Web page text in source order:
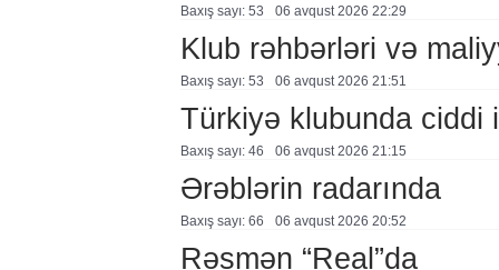
Baxış sayı: 53 06 avqust 2026 22:29
Klub rəhbərləri və
Baxış sayı: 53 06 avqust 2026 21:51
Türkiyə klubunda ciddi
Baxış sayı: 46 06 avqust 2026 21:15
Ərəblərin radarında
Baxış sayı: 66 06 avqust 2026 20:52
Rəsmən “Real”da